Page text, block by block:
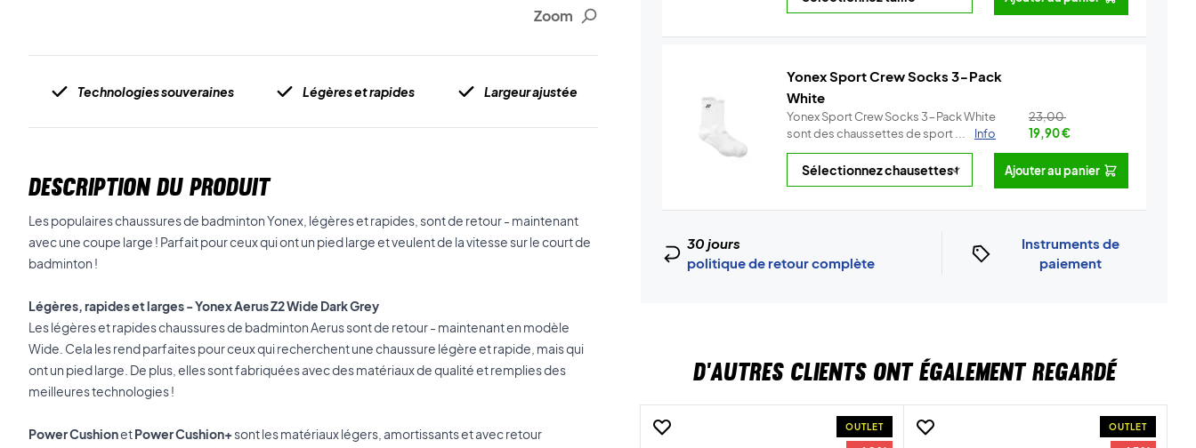
Zoom
Technologies souveraines Légères et rapides Largeur ajustée
DESCRIPTION DU PRODUIT
Les populaires chaussures de badminton Yonex, légères et rapides, sont de retour - maintenant
avec une coupe large ! Parfait pour ceux qui ont un pied large et veulent de la vitesse sur le court de
badminton !
Légères, rapides et larges - Yonex Aerus Z2 Wide Dark Grey
Les légères et rapides chaussures de badminton Aerus sont de retour - maintenant en modèle
Wide. Cela les rend parfaites pour ceux qui recherchent une chaussure légère et rapide, mais qui
ont un pied large. De plus, elles sont fabriquées avec des matériaux de qualité et remplies des
meilleures technologies !
Power CushionetPower Cushion+sont les matériaux légers, amortissants et avec retour
Yonex Sport Crew Socks 3-Pack
White
Yonex Sport Crew Socks 3-Pack White
sont des chaussettes de sport ...
Info
23,00
19,90€
Ajouter au panier
30 jours
politique de retour complète
Instruments de
paiement
D'AUTRES CLIENTS ONT ÉGALEMENT REGARDÉ
OUTLET OUTLET